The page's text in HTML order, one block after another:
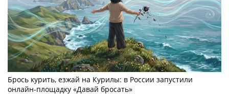
Брось курить, езжай на Курилы: в России запустили
онлайн-­площадку «Давай бросать»